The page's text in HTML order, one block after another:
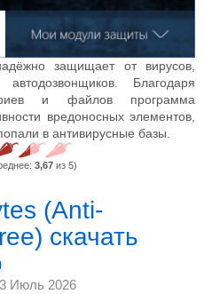
защищает от вирусов,
Благодаря
и файлов программа
вредоносных элементов,
в антивирусные базы.
3,67 из 5)
(Anti-
скачать
Июль 2026